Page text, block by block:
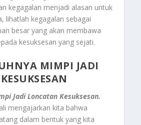
kegagalan menjadi alasan untuk
lihatlah kegagalan sebagai
besar yang akan membawa
kesuksesan yang sejati.
MIMPI JADI
Jadi Loncatan Kesuksesan.
mengajarkan kita bahwa
dalam bentuk yang kita